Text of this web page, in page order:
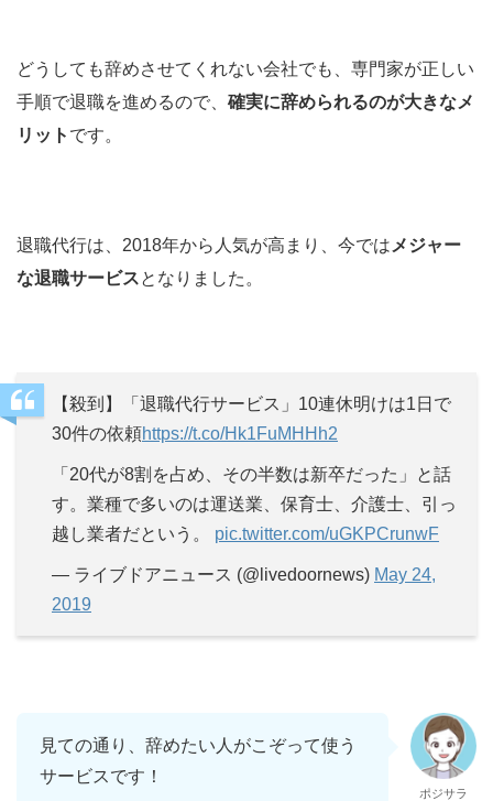
どうしても辞めさせてくれない会社でも、専門家が正しい
手順で退職を進めるので、 確実に辞められるのが大きなメ
リット です。
退職代行は、2018年から人気が高まり、今では メジャー
な退職サービスとなりました。
【殺到】「退職代行サービス」10連休明けは1日で
30件の依頼https://t.co/Hk1FuMHHh2
「20代が8割を占め、その半数は新卒だった」と話
す。業種で多いのは運送業、保育士、介護士、引っ
越し業者だという。 pic.twitter.com/uGKPCrunwF
— ライブドアニュース (@livedoornews) May 24,
2019
見ての通り、辞めたい人がこぞって使う
サービスです！
ポジサラ